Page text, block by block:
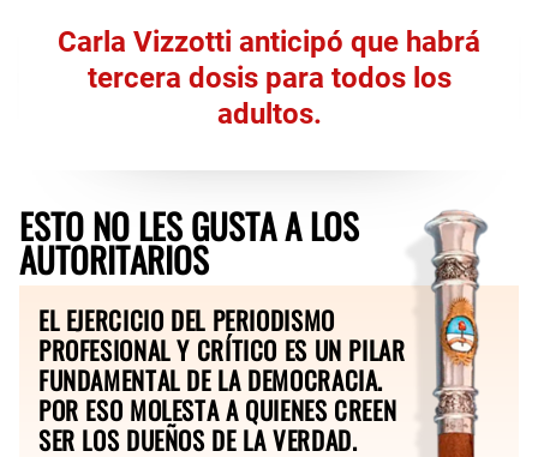
Carla Vizzotti anticipó que habrá
tercera dosis para todos los
adultos.
ESTO NO LES GUSTA A LOS
AUTORITARIOS
EL EJERCICIO DEL PERIODISMO
PROFESIONAL Y CRÍTICO ES UN PILAR
FUNDAMENTAL DE LA DEMOCRACIA.
POR ESO MOLESTA A QUIENES CREEN
SER LOS DUEÑOS DE LA VERDAD.